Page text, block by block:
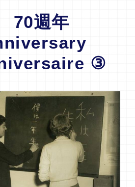
70週年
③